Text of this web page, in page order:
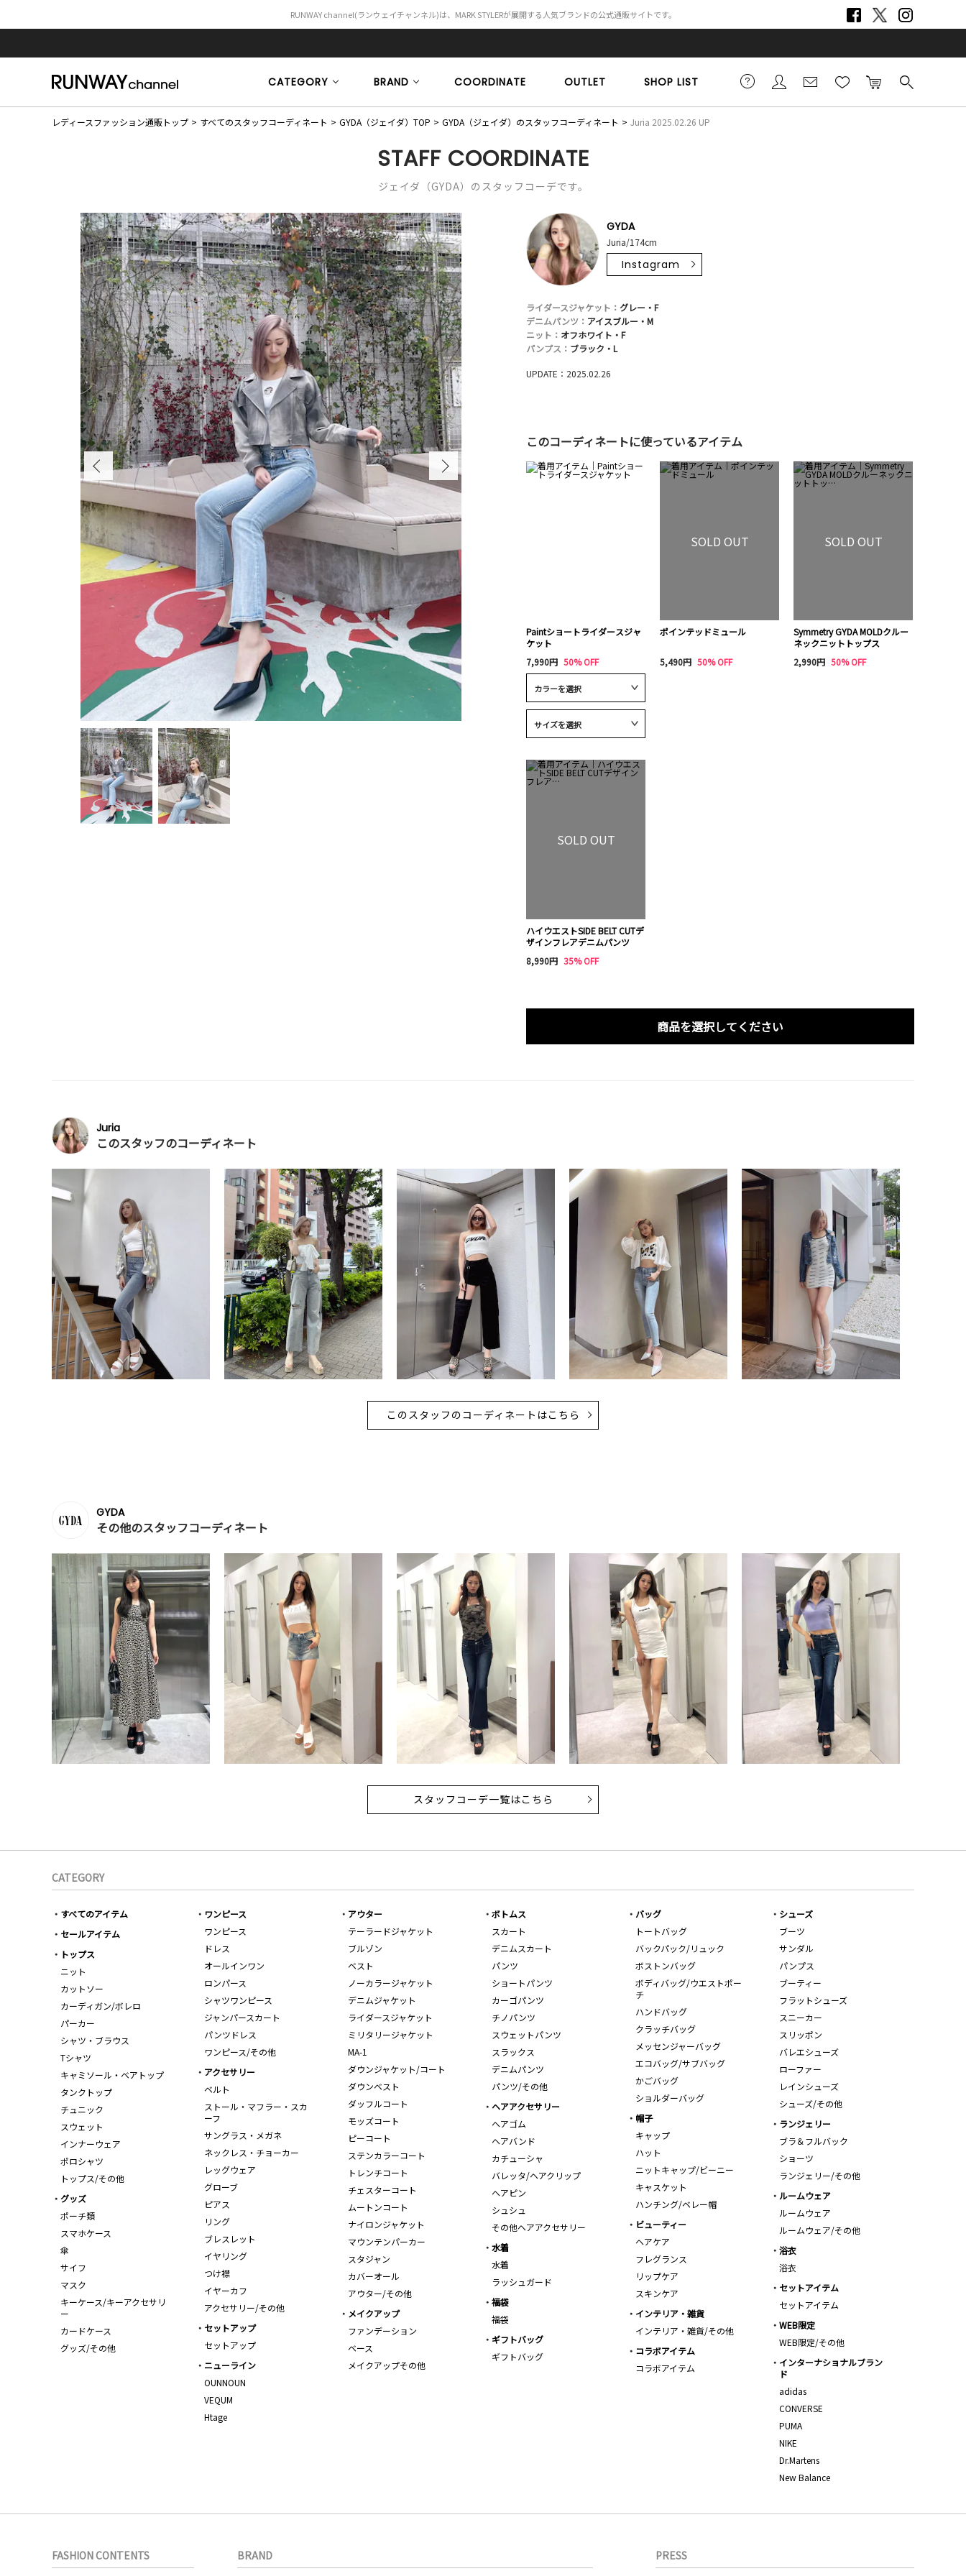
RUNWAY channel(ランウェイチャンネル)は、MARK STYLERが展開する人気ブランドの公式通販サイトです。
CATEGORY BRAND COORDINATE OUTLET SHOP LIST
レディースファッション通販トップ すべてのスタッフコーディネート GYDA（ジェイダ）TOP GYDA（ジェイダ）のスタッフコーディネート Juria 2025.02.26 UP
STAFF COORDINATE
ジェイダ（GYDA）のスタッフコーデです。
GYDA
Juria/174cm
Instagram
ライダースジャケット： グレー・F
デニムパンツ： アイスブルー・M
ニット： オフホワイト・F
パンプス： ブラック・L
UPDATE：2025.02.26
このコーディネートに使っているアイテム
Paintショートライダースジャ
ケット
7,990円 50% OFF
SOLD OUT
ポインテッドミュール
5,490円 50% OFF
SOLD OUT
Symmetry GYDA MOLDクルー
ネックニットトップス
2,990円 50% OFF
SOLD OUT
ハイウエストSIDE BELT CUTデ
ザインフレアデニムパンツ
8,990円 35% OFF
商品を選択してください
Juria
このスタッフのコーディネート
このスタッフのコーディネートはこちら
GYDA
その他のスタッフコーディネート
スタッフコーデ一覧はこちら
CATEGORY
すべてのアイテム
セールアイテム
トップス
ニット
カットソー
カーディガン/ボレロ
パーカー
シャツ・ブラウス
Tシャツ
キャミソール・ベアトップ
タンクトップ
チュニック
スウェット
インナーウェア
ポロシャツ
トップス/その他
ワンピース
ワンピース
ドレス
オールインワン
ロンパース
シャツワンピース
ジャンパースカート
パンツドレス
ワンピース/その他
アウター
テーラードジャケット
ブルゾン
ベスト
ノーカラージャケット
デニムジャケット
ライダースジャケット
ミリタリージャケット
MA-1
ダウンジャケット/コート
ダウンベスト
ダッフルコート
モッズコート
ピーコート
ステンカラーコート
トレンチコート
チェスターコート
ムートンコート
ナイロンジャケット
マウンテンパーカー
スタジャン
カバーオール
アウター/その他
ボトムス
スカート
デニムスカート
パンツ
ショートパンツ
カーゴパンツ
チノパンツ
スウェットパンツ
スラックス
デニムパンツ
パンツ/その他
バッグ
トートバッグ
バックパック/リュック
ボストンバッグ
ボディバッグ/ウエストポー
チ
ハンドバッグ
クラッチバッグ
メッセンジャーバッグ
エコバッグ/サブバッグ
かごバッグ
ショルダーバッグ
シューズ
ブーツ
サンダル
パンプス
ブーティー
フラットシューズ
スニーカー
スリッポン
バレエシューズ
ローファー
レインシューズ
シューズ/その他
アクセサリー
ベルト
ストール・マフラー・スカ
ーフ
サングラス・メガネ
ネックレス・チョーカー
レッグウェア
グローブ
ピアス
リング
ブレスレット
イヤリング
つけ襟
イヤーカフ
アクセサリー/その他
ヘアアクセサリー
ヘアゴム
ヘアバンド
カチューシャ
バレッタ/ヘアクリップ
ヘアピン
シュシュ
その他ヘアアクセサリー
帽子
キャップ
ハット
ニットキャップ/ビーニー
キャスケット
ハンチング/ベレー帽
ランジェリー
ブラ＆フルバック
ショーツ
ランジェリー/その他
ルームウェア
ルームウェア
ルームウェア/その他
グッズ
ポーチ類
スマホケース
傘
サイフ
マスク
キーケース/キーアクセサリ
ー
カードケース
グッズ/その他
ビューティー
ヘアケア
フレグランス
リップケア
スキンケア
水着
水着
ラッシュガード
浴衣
浴衣
セットアイテム
セットアイテム
福袋
福袋
メイクアップ
ファンデーション
ベース
メイクアップその他
インテリア・雑貨
インテリア・雑貨/その他
WEB限定
WEB限定/その他
セットアップ
セットアップ
ギフトバッグ
ギフトバッグ
コラボアイテム
コラボアイテム
インターナショナルブラン
ド
adidas
CONVERSE
PUMA
NIKE
Dr.Martens
New Balance
ニューライン
OUNNOUN
VEQUM
Htage
FASHION CONTENTS BRAND PRESS